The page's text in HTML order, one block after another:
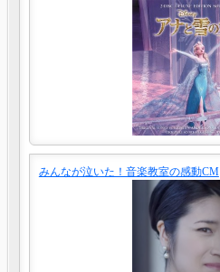
みんなが泣いた！音楽教室の感動CM